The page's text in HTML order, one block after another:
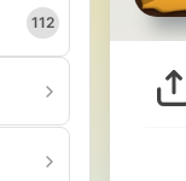
112